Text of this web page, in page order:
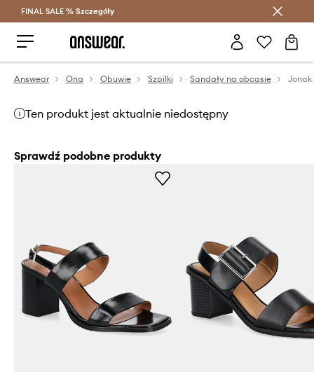
Oszczędzaj z Answear Club >
FINAL SALE % Szczegóły
Answear Ona Obuwie Szpilki Sandały na obcasie Jonak
Ten produkt jest aktualnie niedostępny
Sprawdź podobne produkty